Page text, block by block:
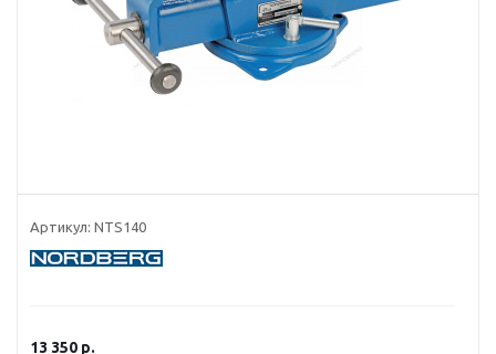
Артикул: NTS140
13 350 р.